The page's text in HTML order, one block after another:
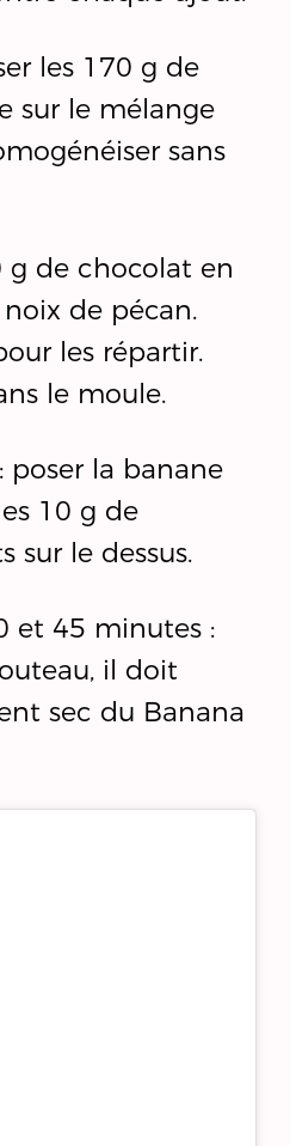
les 170 g de
sur le mélange
sans
g de chocolat en
de pécan.
les répartir.
le moule.
poser la banane
10 g de
sur le dessus.
et 45 minutes :
il doit
sec du Banana